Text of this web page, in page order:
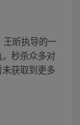
王昕执导的一
秒杀众多对
获取到更多